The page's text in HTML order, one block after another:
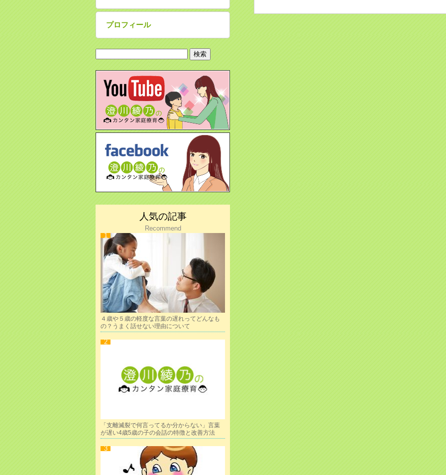
プロフィール
人気の記事
Recommend
４歳や５歳の軽度な言葉の遅れってどんなも
の？うまく話せない理由について
「支離滅裂で何言ってるか分からない」言葉
が遅い4歳5歳の子の会話の特徴と改善方法